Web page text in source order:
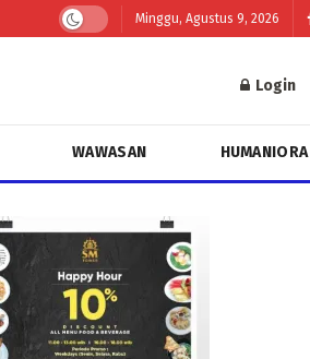
Minggu, Agustus 9, 2026
Login
WAWASAN HUMANIORA